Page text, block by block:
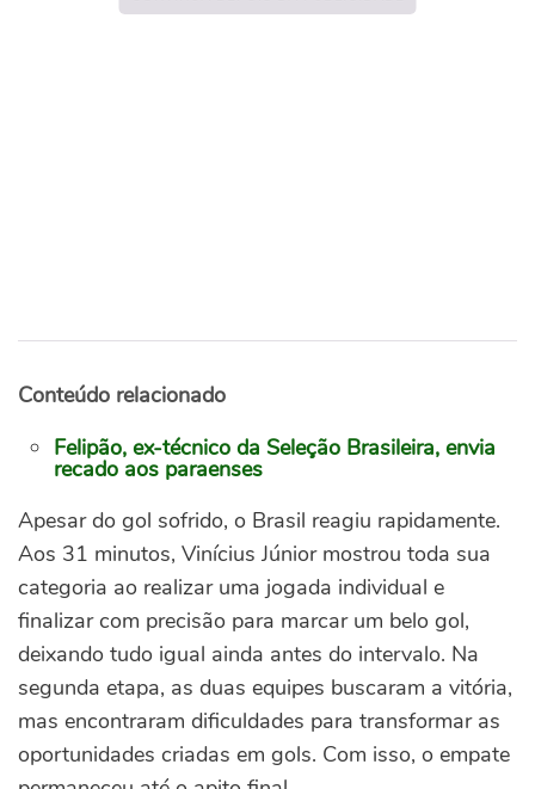
Conteúdo relacionado
Felipão, ex-técnico da Seleção Brasileira, envia
recado aos paraenses
Apesar do gol sofrido, o Brasil reagiu rapidamente.
Aos 31 minutos, Vinícius Júnior mostrou toda sua
categoria ao realizar uma jogada individual e
finalizar com precisão para marcar um belo gol,
deixando tudo igual ainda antes do intervalo. Na
segunda etapa, as duas equipes buscaram a vitória,
mas encontraram dificuldades para transformar as
oportunidades criadas em gols. Com isso, o empate